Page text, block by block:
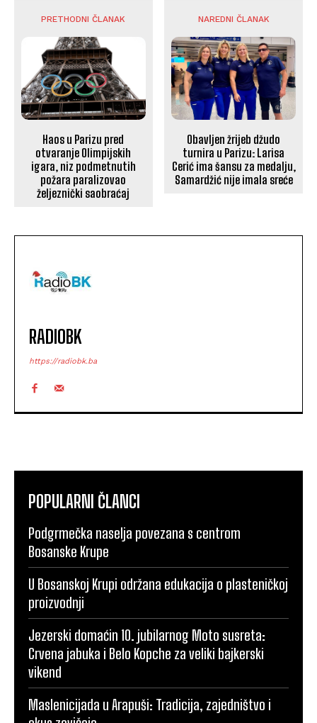
PRETHODNI ČLANAK
Haos u Parizu pred
otvaranje Olimpijskih
igara, niz podmetnutih
požara paralizovao
željeznički saobraćaj
NAREDNI ČLANAK
Obavljen žrijeb džudo
turnira u Parizu: Larisa
Cerić ima šansu za medalju,
Samardžić nije imala sreće
RADIOBK
https://radiobk.ba
POPULARNI ČLANCI
Podgrmečka naselja povezana s centrom
Bosanske Krupe
U Bosanskoj Krupi održana edukacija o plasteničkoj
proizvodnji
Jezerski domaćin 10. jubilarnog Moto susreta:
Crvena jabuka i Belo Kopche za veliki bajkerski
vikend
Maslenicijada u Arapuši: Tradicija, zajedništvo i